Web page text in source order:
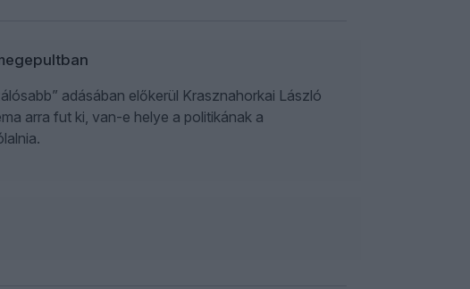
adásában előkerül Krasznahorkai László
arra fut ki, van-e helye a politikának a